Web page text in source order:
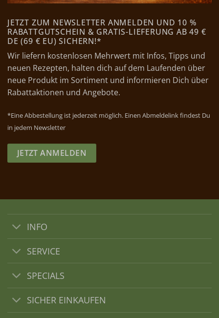
JETZT ZUM NEWSLETTER ANMELDEN UND 10 %
RABATTGUTSCHEIN & GRATIS-LIEFERUNG AB 49 €
DE (69 € EU) SICHERN!*
Wir liefern kostenlosen Mehrwert mit Infos, Tipps und
neuen Rezepten, halten dich auf dem Laufenden über
neue Produkt im Sortiment und informieren Dich über
Rabattaktionen und Angebote.
*Eine Abbestellung ist jederzeit möglich. Einen Abmeldelink findest Du
in jedem Newsletter
JETZT ANMELDEN
INFO
SERVICE
SPECIALS
SICHER EINKAUFEN